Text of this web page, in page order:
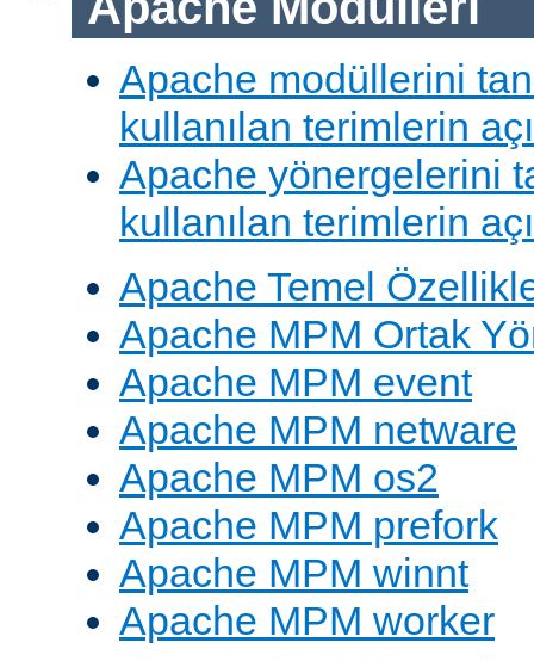
Apache modüllerini
kullanılan terimlerin
Apache yönergelerini
kullanılan terimlerin
Apache Temel
Apache MPM Ortak
Apache MPM event
Apache MPM netware
Apache MPM os2
Apache MPM prefork
Apache MPM winnt
Apache MPM worker